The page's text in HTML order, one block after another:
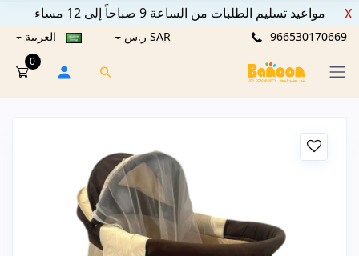
مواعيد تسليم الطلبات من الساعة 9 صباحاً إلى 12 مساء X
966530170669 SAR ر.س العربية
0